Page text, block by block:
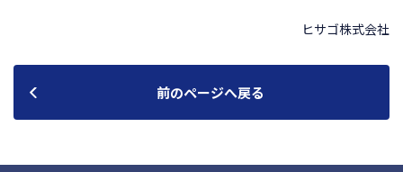
ヒサゴ株式会社
前のページへ戻る